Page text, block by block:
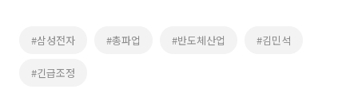
#삼성전자 #총파업 #반도체산업 #김민석
#긴급조정